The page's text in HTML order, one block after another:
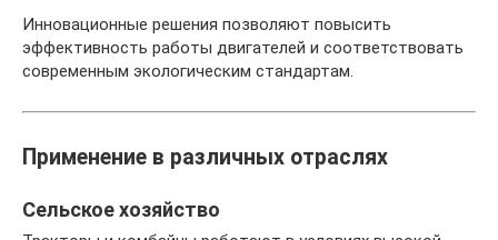
Инновационные решения позволяют повысить
эффективность работы двигателей и соответствовать
современным экологическим стандартам.
Применение в различных отраслях
Сельское хозяйство